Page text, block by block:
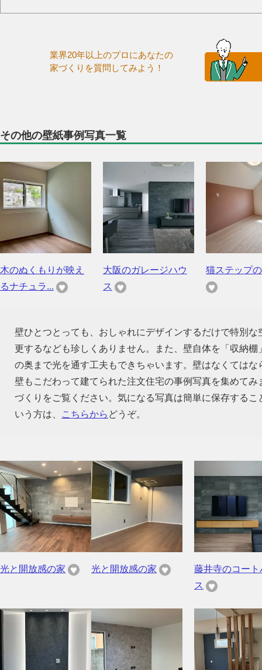
業界20年以上のプロにあなたの
家づくりを質問してみよう！
その他の壁紙事例写真一覧
木のぬくもりが映え
るナチュラ...
大阪のガレージハウ
ス
猫ステップ
壁ひとつとっても、おしゃれにデザインするだけで特別
更するなども珍しくありません。また、壁自体を「収納
の奥まで光を通す工夫もできちゃいます。壁はなくては
壁もこだわって建てられた注文住宅の事例写真を集めて
づくりをご覧ください。気になる写真は簡単に保存する
いう方は、
こちらから どうぞ。
光と開放感の家 光と開放感の家
藤井寺のコート
ス